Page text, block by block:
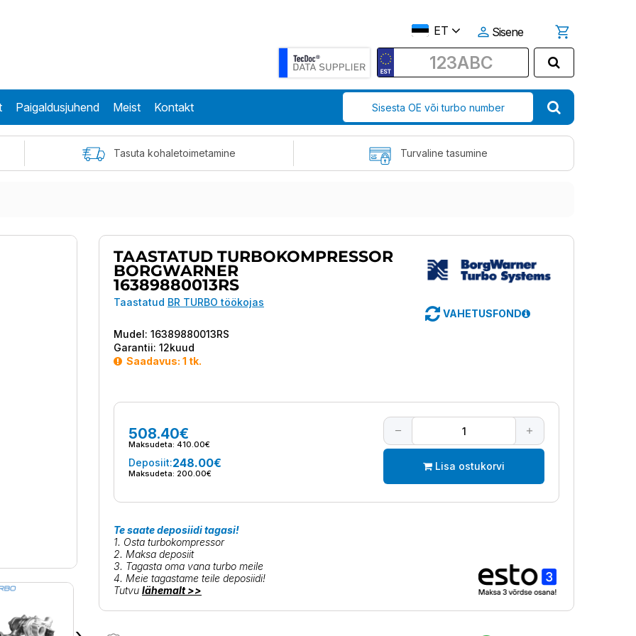
ET Sisene
Paigaldusjuhend Meist Kontakt
Tasuta kohaletoimetamine Turvaline tasumine
TAASTATUD TURBOKOMPRESSOR
BORGWARNER
16389880013RS
Taastatud BR TURBO töökojas
Mudel: 16389880013RS
Garantii: 12kuud
Saadavus: 1 tk.
VAHETUSFOND
508.40€
Maksudeta: 410.00€
Deposiit:248.00€
Maksudeta: 200.00€
Lisa ostukorvi
Te saate deposiidi tagasi!
1. Osta turbokompressor
2. Maksa deposiit
3. Tagasta oma vana turbo meile
4. Meie tagastame teile deposiidi!
Tutvu lähemalt >>